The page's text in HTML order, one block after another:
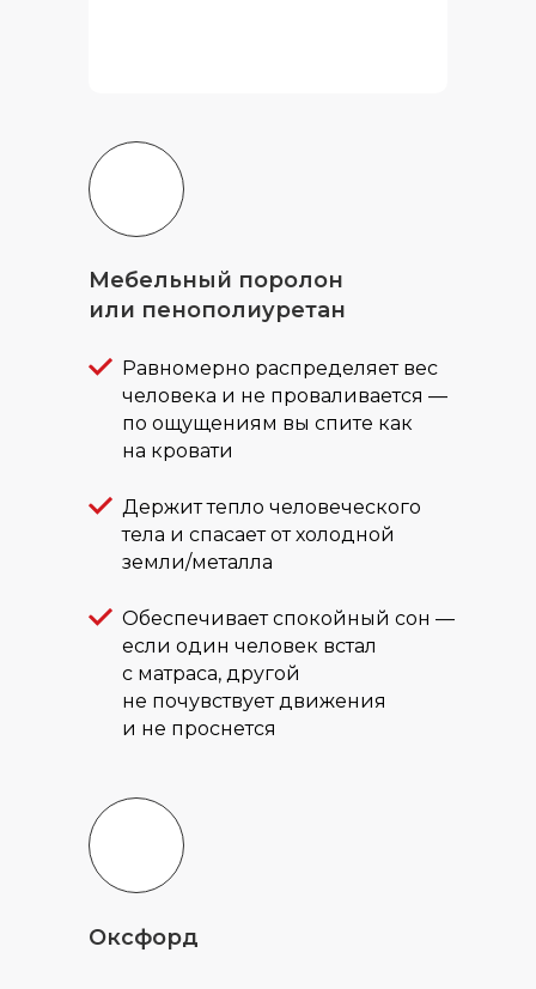
Мебельный поролон
или пенополиуретан
Оксфорд
Равномерно распределяет вес
человека и не проваливается —
по ощущениям вы спите как
на кровати
Держит тепло человеческого
тела и спасает от холодной
земли/металла
Обеспечивает спокойный сон —
если один человек встал
с матраса, другой
не почувствует движения
и не проснется